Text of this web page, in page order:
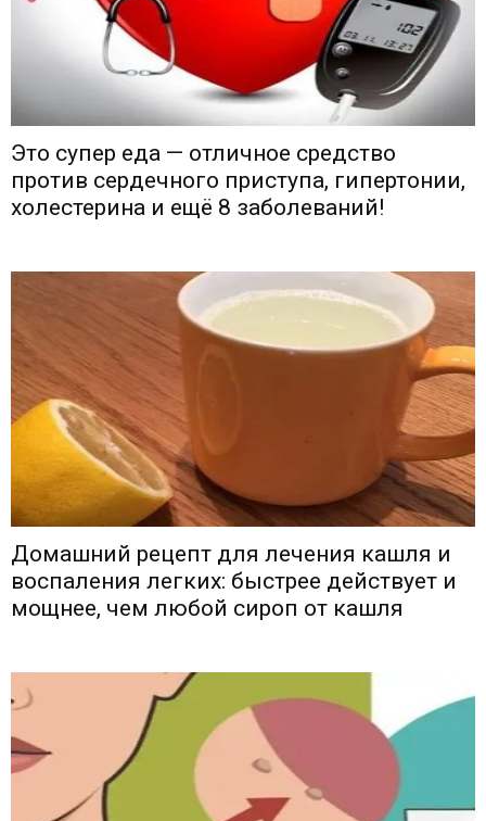
Это супер еда — отличное средство
против сердечного приступа, гипертонии,
холестерина и ещё 8 заболеваний!
Домашний рецепт для лечения кашля и
воспаления легких: быстрее действует и
мощнее, чем любой сироп от кашля